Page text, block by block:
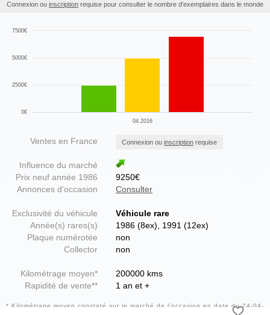
Connexion ou inscription requise pour consulter le nombre d'exemplaires dans le monde
04.2016
0€
2500€
5000€
7500€
Ventes en France
Influence du marché
Prix neuf année 1986
Annonces d'occasion
Exclusivité du véhicule
Année(s) rares(s)
Plaque numérotée
Collector
Kilométrage moyen*
Rapidité de vente**
Connexion ou inscription requise
9250€
Consulter
Véhicule rare
1986 (8ex), 1991 (12ex)
non
non
200000 kms
1 an et +
* Kilométrage moyen constaté sur le marché de l'occasion en date du 24-04-